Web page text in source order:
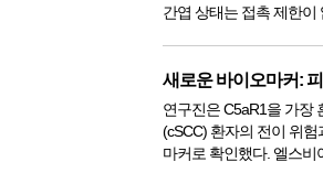
간엽 상태는 접촉 제한이
할...
새로운 바이오마커:
연구진은 C5aR1을 가장
(cSCC) 환자의 전이 위
마커로 확인했다. 엘스비